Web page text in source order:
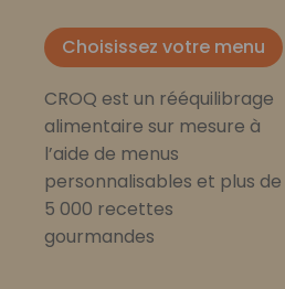
Choisissez votre menu
CROQ est un rééquilibrage
alimentaire sur mesure à
l’aide de menus
personnalisables et plus de
5 000 recettes
gourmandes